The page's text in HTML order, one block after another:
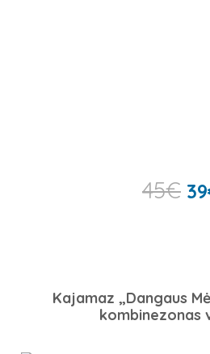
45€ 39
Kajamaz „Dangaus
kombinezonas